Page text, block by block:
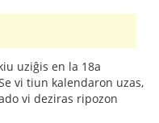
uziĝis en la 18a
vi tiun kalendaron uzas,
vi deziras ripozon